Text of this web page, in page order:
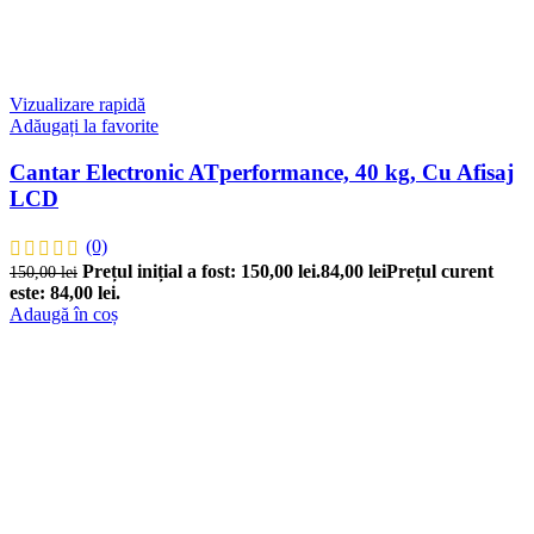
Vizualizare rapidă
Adăugați la favorite
Cantar Electronic ATperformance, 40 kg, Cu Afisaj
LCD
(0)
150,00lei Prețul inițial a fost: 150,00 lei.84,00 leiPrețul curent
este: 84,00 lei.
Adaugă în coș